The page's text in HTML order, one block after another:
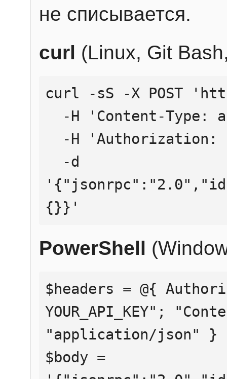
не списывается.
curl (Linux, Git
curl -sS -X POST
{}}'
PowerShell
$headers = @{
YOUR_API_KEY";
"application/json" }
$body =